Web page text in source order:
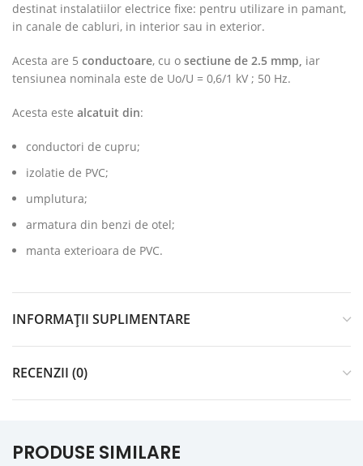
destinat instalatiilor electrice fixe: pentru utilizare in pamant,
in canale de cabluri, in interior sau in exterior.
Acesta are 5 conductoare, cu o sectiune de 2.5 mmp, iar
tensiunea nominala este de Uo/U = 0,6/1 kV ; 50 Hz.
Acesta este alcatuit din:
conductori de cupru;
izolatie de PVC;
umplutura;
armatura din benzi de otel;
manta exterioara de PVC.
INFORMAȚII SUPLIMENTARE
RECENZII (0)
PRODUSE SIMILARE